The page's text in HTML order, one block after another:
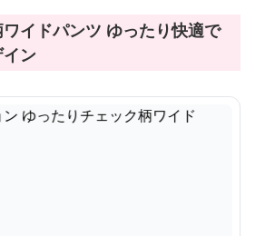
イドパンツ ゆったり快適で
ン